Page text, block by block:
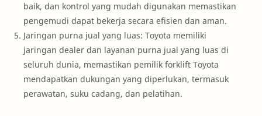
baik, dan kontrol yang mudah digunakan memastikan
pengemudi dapat bekerja secara efisien dan aman.
Jaringan purna jual yang luas: Toyota memiliki
jaringan dealer dan layanan purna jual yang luas di
seluruh dunia, memastikan pemilik forklift Toyota
mendapatkan dukungan yang diperlukan, termasuk
perawatan, suku cadang, dan pelatihan.